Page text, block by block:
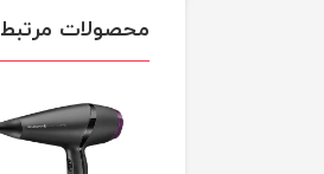
محصولات مرتبط